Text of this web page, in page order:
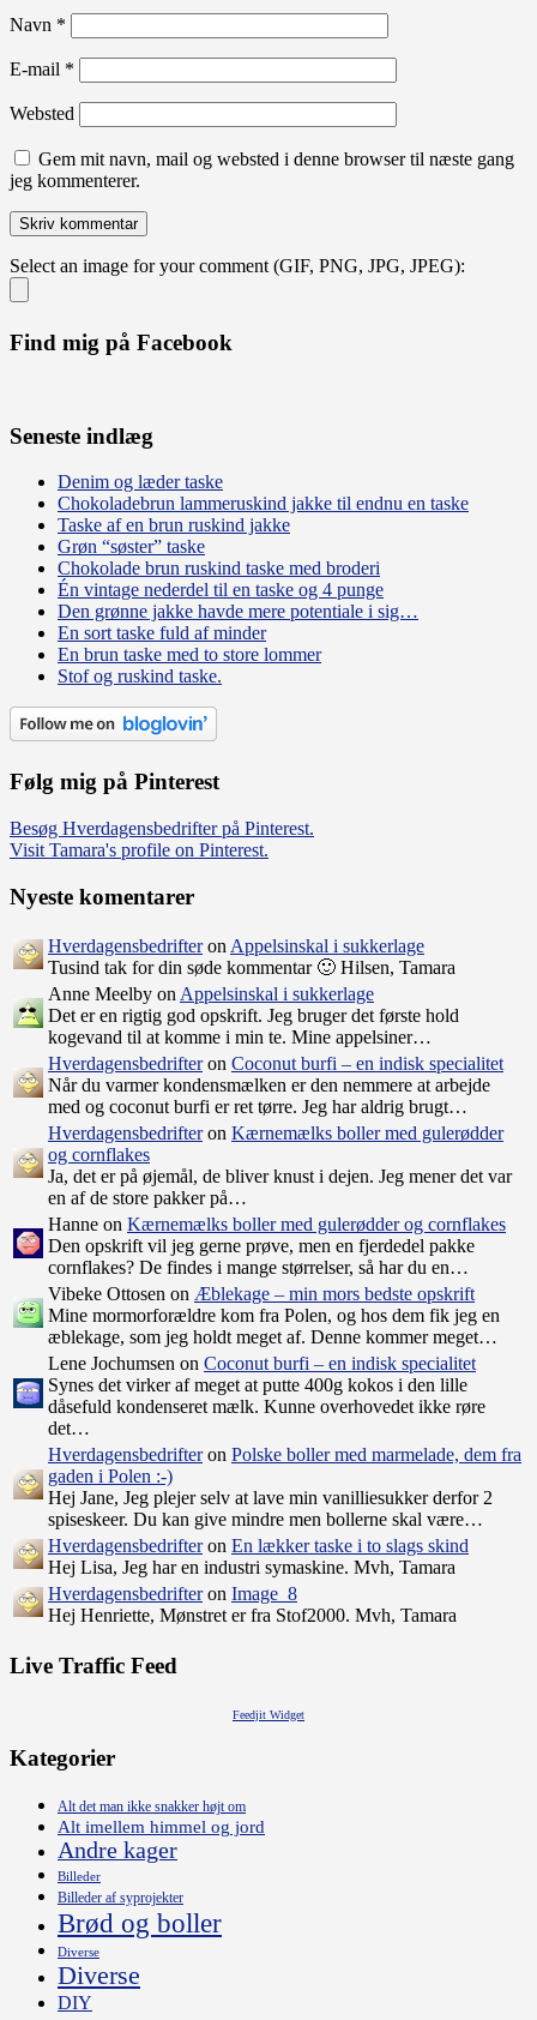
Navn *
E-mail *
Websted
Gem mit navn, mail og websted i denne browser til næste gang
jeg kommenterer.
Select an image for your comment (GIF, PNG, JPG, JPEG):
Find mig på Facebook
Seneste indlæg
Denim og læder taske
Chokoladebrun lammeruskind jakke til endnu en taske
Taske af en brun ruskind jakke
Grøn “søster” taske
Chokolade brun ruskind taske med broderi
Én vintage nederdel til en taske og 4 punge
Den grønne jakke havde mere potentiale i sig…
En sort taske fuld af minder
En brun taske med to store lommer
Stof og ruskind taske.
Følg mig på Pinterest
Besøg Hverdagensbedrifter på Pinterest.
Visit Tamara's profile on Pinterest.
Nyeste komentarer
Hverdagensbedrifteron Appelsinskal i sukkerlage
Tusind tak for din søde kommentar 🙂 Hilsen, Tamara
Anne Meelby on Appelsinskal i sukkerlage
Det er en rigtig god opskrift. Jeg bruger det første hold
kogevand til at komme i min te. Mine appelsiner…
Hverdagensbedrifteron Coconut burfi – en indisk specialitet
Når du varmer kondensmælken er den nemmere at arbejde
med og coconut burfi er ret tørre. Jeg har aldrig brugt…
Hverdagensbedrifteron Kærnemælks boller med gulerødder
og cornflakes
Ja, det er på øjemål, de bliver knust i dejen. Jeg mener det var
en af de store pakker på…
Hanne on Kærnemælks boller med gulerødder og cornflakes
Den opskrift vil jeg gerne prøve, men en fjerdedel pakke
cornflakes? De findes i mange størrelser, så har du en…
Vibeke Ottosen on Æblekage – min mors bedste opskrift
Mine mormorforældre kom fra Polen, og hos dem fik jeg en
æblekage, som jeg holdt meget af. Denne kommer meget…
Lene Jochumsen on Coconut burfi – en indisk specialitet
Synes det virker af meget at putte 400g kokos i den lille
dåsefuld kondenseret mælk. Kunne overhovedet ikke røre
det…
Hverdagensbedrifteron Polske boller med marmelade, dem fra
gaden i Polen :-)
Hej Jane, Jeg plejer selv at lave min vanilliesukker derfor 2
spiseskeer. Du kan give mindre men bollerne skal være…
Hverdagensbedrifteron En lækker taske i to slags skind
Hej Lisa, Jeg har en industri symaskine. Mvh, Tamara
Hverdagensbedrifteron Image_8
Hej Henriette, Mønstret er fra Stof2000. Mvh, Tamara
Live Traffic Feed
Feedjit Widget
Kategorier
Alt det man ikke snakker højt om
Alt imellem himmel og jord
Andre kager
Billeder
Billeder af syprojekter
Brød og boller
Diverse
Diverse
DIY